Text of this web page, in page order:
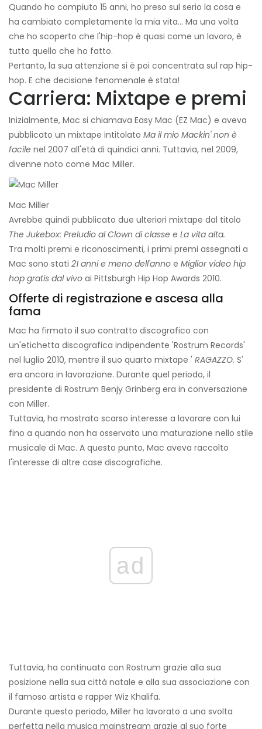
Quando ho compiuto 15 anni, ho preso sul serio la cosa e
ha cambiato completamente la mia vita... Ma una volta
che ho scoperto che l'hip-hop è quasi come un lavoro, è
tutto quello che ho fatto.
Pertanto, la sua attenzione si è poi concentrata sul rap hip-
hop. E che decisione fenomenale è stata!
Carriera: Mixtape e premi
Inizialmente, Mac si chiamava Easy Mac (EZ Mac) e aveva
pubblicato un mixtape intitolato Ma il mio Mackin' non è
facile nel 2007 all'età di quindici anni. Tuttavia, nel 2009,
divenne noto come Mac Miller.
Mac Miller
Avrebbe quindi pubblicato due ulteriori mixtape dal titolo
The Jukebox: Preludio al Clown di classe e La vita alta.
Tra molti premi e riconoscimenti, i primi premi assegnati a
Mac sono stati 21 anni e meno dell'anno e Miglior video hip
hop gratis dal vivo ai Pittsburgh Hip Hop Awards 2010.
Offerte di registrazione e ascesa alla
fama
Mac ha firmato il suo contratto discografico con
un'etichetta discografica indipendente 'Rostrum Records'
nel luglio 2010, mentre il suo quarto mixtape ' RAGAZZO. S'
era ancora in lavorazione. Durante quel periodo, il
presidente di Rostrum Benjy Grinberg era in conversazione
con Miller.
Tuttavia, ha mostrato scarso interesse a lavorare con lui
fino a quando non ha osservato una maturazione nello stile
musicale di Mac. A questo punto, Mac aveva raccolto
l'interesse di altre case discografiche.
ad
Tuttavia, ha continuato con Rostrum grazie alla sua
posizione nella sua città natale e alla sua associazione con
il famoso artista e rapper Wiz Khalifa.
Durante questo periodo, Miller ha lavorato a una svolta
perfetta nella musica mainstream grazie al suo forte